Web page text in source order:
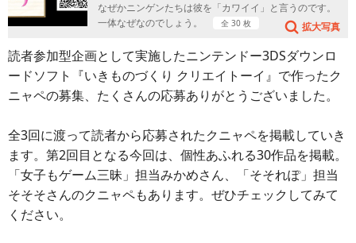
なぜかニンゲンたちは彼を「カワイイ」と言うのです。
一体なぜなのでしょう。
全 30 枚 拡大写真
読者参加型企画として実施したニンテンドー3DSダウンロ
ードソフト『いきものづくり クリエイトーイ』で作ったク
ニャペの募集、たくさんの応募ありがとうございました。
全3回に渡って読者から応募されたクニャペを掲載していき
ます。第2回目となる今回は、個性あふれる30作品を掲載。
「女子もゲーム三昧」担当みかめさん、「そそれぽ」担当
そそそさんのクニャペもあります。ぜひチェックしてみて
ください。